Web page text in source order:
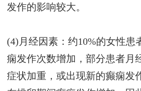
发作的影响较大。
(4)月经因素：约10%的女性患
痫发作次数增加，部分患者月
症状加重，或出现新的癫痫发